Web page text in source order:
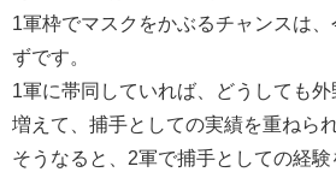
1軍枠でマスクをかぶるチャンスは
ずです。
1軍に帯同していれば、どうしても
増えて、捕手としての実績を重ねら
そうなると、2軍で捕手としての経